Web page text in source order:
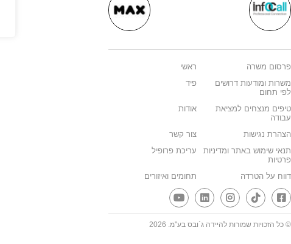
פרסום משרה
ראשי
משרות ומודעות דרושים
לפי תחום
פיד
טיפים מנצחים למציאת
עבודה
אודות
הצהרת נגישות
צור קשר
תנאי שימוש באתר ומדיניות
פרטיות
עריכת פרופיל
דווח על הטרדה תחומים ואיזורים
© כל הזכויות שמורות להיידה ג`ובס בע"מ. 2026